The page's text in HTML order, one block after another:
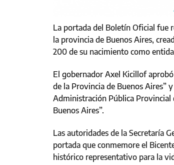
La portada del Boletín Oficial fue
la provincia de Buenos Aires,
200 de su nacimiento como
El gobernador Axel Kicillof
de la Provincia de Buenos Aires”
Administración Pública Provincial
Buenos Aires”.
Las autoridades de la Secretaría
portada que conmemore el
histórico representativo para la